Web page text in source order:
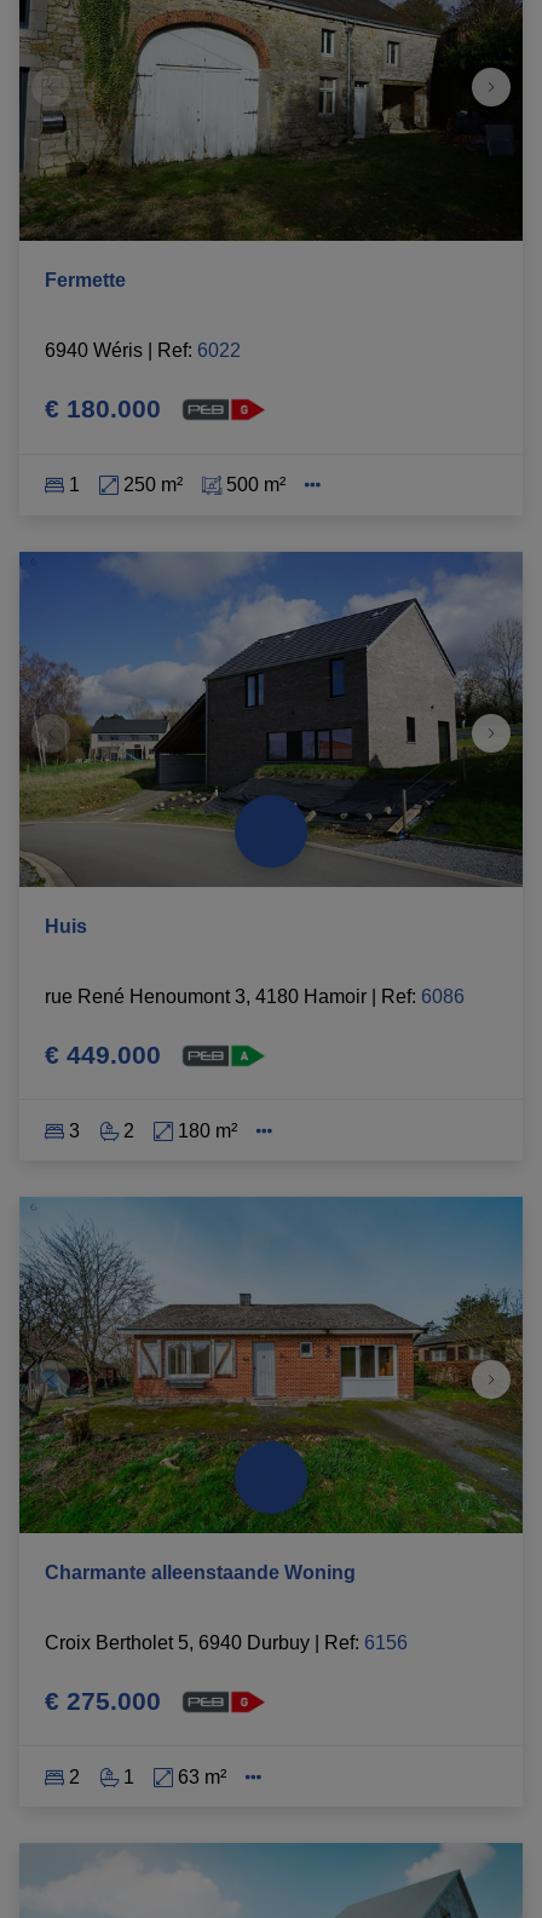
Fermette
6940 Wéris Ref: 6022
€ 180.000
1 250 m² 500 m²
Huis
rue René Henoumont 3, 4180 Hamoir Ref: 6086
€ 449.000
3 2 180 m²
Charmante alleenstaande Woning
Croix Bertholet 5, 6940 Durbuy Ref: 6156
€ 275.000
2 1 63 m²